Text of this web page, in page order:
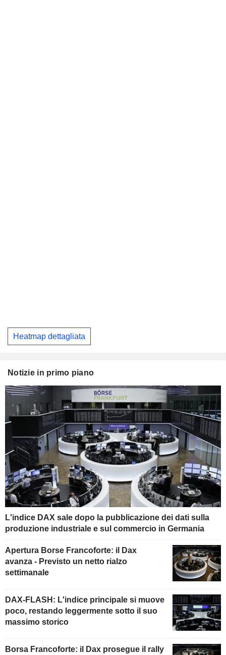
Heatmap dettagliata
Notizie in primo piano
L'indice DAX sale dopo la pubblicazione dei dati sulla
produzione industriale e sul commercio in Germania
Apertura Borse Francoforte: il Dax
avanza - Previsto un netto rialzo
settimanale
DAX-FLASH: L'indice principale si muove
poco, restando leggermente sotto il suo
massimo storico
Borsa Francoforte: il Dax prosegue il rally